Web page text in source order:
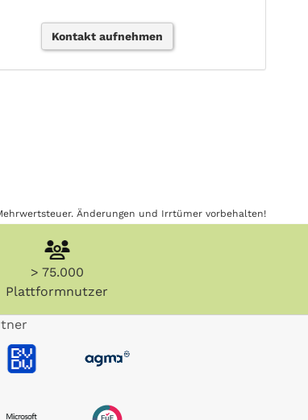
Kontakt aufnehmen
Änderungen und Irrtümer vorbehalten!
> 75.000
Plattformnutzer